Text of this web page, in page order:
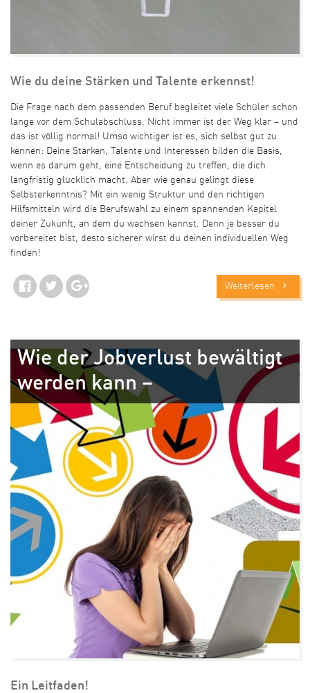
Wie du deine Stärken und Talente erkennst!
Die Frage nach dem passenden Beruf begleitet viele Schüler schon
lange vor dem Schulabschluss. Nicht immer ist der Weg klar – und
das ist völlig normal! Umso wichtiger ist es, sich selbst gut zu
kennen: Deine Stärken, Talente und Interessen bilden die Basis,
wenn es darum geht, eine Entscheidung zu treffen, die dich
langfristig glücklich macht. Aber wie genau gelingt diese
Selbsterkenntnis? Mit ein wenig Struktur und den richtigen
Hilfsmitteln wird die Berufswahl zu einem spannenden Kapitel
deiner Zukunft, an dem du wachsen kannst. Denn je besser du
vorbereitet bist, desto sicherer wirst du deinen individuellen Weg
finden!
Weiterlesen
Wie der Jobverlust bewältigt
werden kann –
Ein Leitfaden!